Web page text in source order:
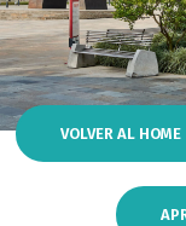
VOLVER AL HOME